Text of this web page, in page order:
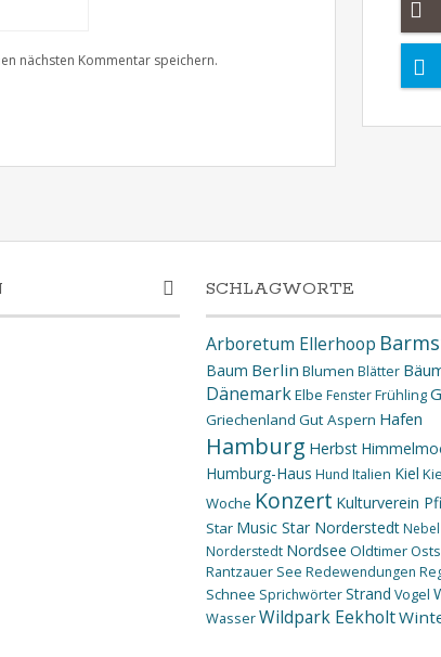
nächsten Kommentar speichern.
SCHLAGWORTE
Arboretum Ellerhoop
Baum Berlin Blumen Blätter
DänemarkElbe FensterFrühling
Griechenland Gut Aspern Hafen
Hamburg Herbst
Humburg-Haus Hund Italien Kiel
Woche Konzert Kulturverein
Star Music Star Norderstedt Nebel
Norderstedt Nordsee Oldtimer
Rantzauer See Redewendungen
Schnee SprichwörterStrand Vogel
WasserWildpark Eekholt